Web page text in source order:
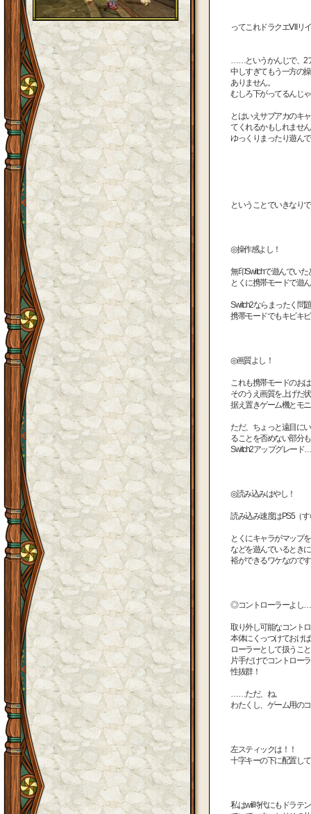
ってこれドラクエⅦリ
……というかんじで、2
中しすぎてもう一方の
ありません。
むしろ下がってるんじ
とはいえサブアカのキ
てくれるかもしれませ
ゆっくりまったり遊ん
ということでいきなり
◎操作感よし！
無印Switchで遊んでい
とくに携帯モードで遊
Switch2ならまったく問
携帯モードでもキビキ
◎画質よし！
これも携帯モードのお
そのうえ画質を上げた
据え置きゲーム機とモ
ただ、ちょっと遠目に
ることを否めない部分
Switch2アップグレー
◎読み込みはやし！
読み込み速度はPS5（
とくにキャラがマップ
などを遊んでいるとき
裕ができるワケなので
◎コントローラーよし
取り外し可能なコント
本体にくっつけておけ
ローラーとして扱うこ
片手だけでコントロー
性抜群！
……ただ、ね。
わたくし、ゲーム用の
左スティックは！！
十字キーの下に配置し
私はwii時代にもドラテ